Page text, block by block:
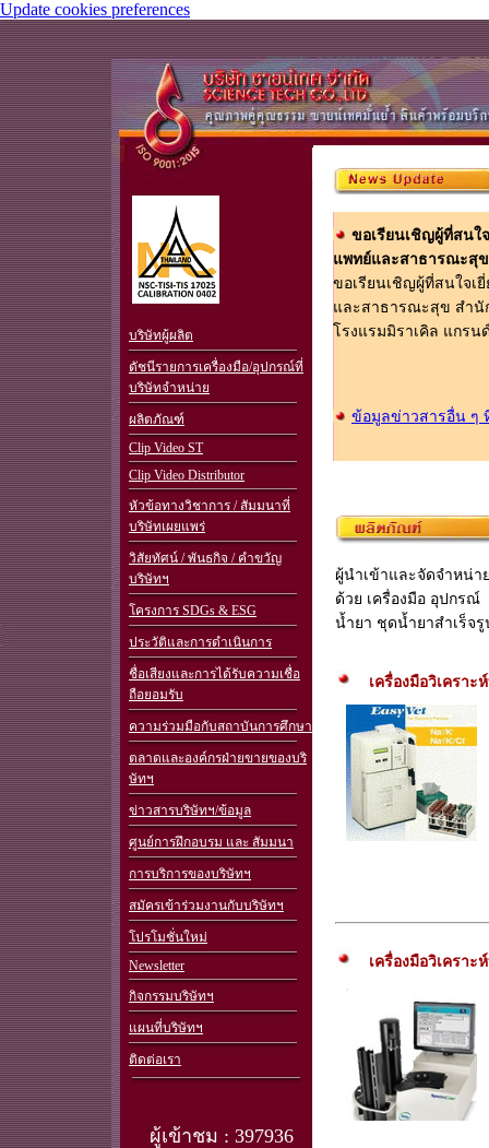
Update cookies preferences
.
บริษัทผู้ผลิต
ดัชนีรายการเครื่องมือ/อุปกรณ์ที่
บริษัทจำหน่าย
ผลิตภัณฑ์
Clip Video ST
Clip Video Distributor
หัวข้อทางวิชาการ / สัมมนาที่
บริษัทเผยแพร่
วิสัยทัศน์ / พันธกิจ / คำขวัญ
บริษัทฯ
โครงการ SDGs & ESG
ประวัติและการดำเนินการ
ชื่อเสียงและการได้รับความเชื่อ
ถือยอมรับ
ความร่วมมือกับสถาบันการศึกษา
ตลาดและองค์กรฝ่ายขายของบริ
ษัทฯ
ข่าวสารบริษัทฯ/ข้อมูล
ศูนย์การฝึกอบรม และ สัมมนา
การบริการของบริษัทฯ
สมัครเข้าร่วมงานกับบริษัทฯ
โปรโมชั่นใหม่
Newsletter
กิจกรรมบริษัทฯ
แผนที่บริษัทฯ
ติดต่อเรา
ผู้เข้าชม : 397936
ขอเรียนเชิญผู้ที่สนใ
แพทย์และสาธารณะสุข
ขอเรียนเชิญผู้ที่สนใจเ
และสาธารณะสุข สำนั
โรงแรมมิราเคิล แกรน
ข้อมูลข่าวสารอื่น ๆ
ผู้นำเข้าและจัดจำหน่
ด้วย เครื่องมือ อุปกรณ์
น้ำยา ชุดน้ำยาสำเร็จ
เครื่องมือวิเคราะ
เครื่องมือวิเครา